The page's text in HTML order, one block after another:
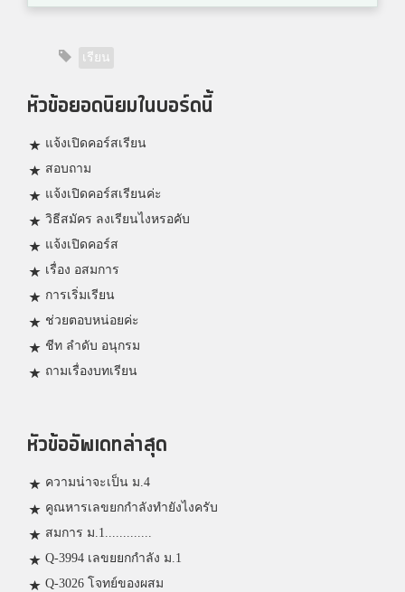
เรียน
หัวข้อยอดนิยมในบอร์ดนี้
แจ้งเปิดคอร์สเรียน
สอบถาม
แจ้งเปิดคอร์สเรียนค่ะ
วิธีสมัคร ลงเรียนไงหรอคับ
แจ้งเปิดคอร์ส
เรื่อง อสมการ
การเริ่มเรียน
ช่วยตอบหน่อยค่ะ
ชีท ลำดับ อนุกรม
ถามเรื่องบทเรียน
หัวข้ออัพเดทล่าสุด
ความน่าจะเป็น ม.4
คูณหารเลขยกกำลังทำยังไงครับ
สมการ ม.1.............
Q-3994 เลขยยกกำลัง ม.1
Q-3026 โจทย์ของผสม